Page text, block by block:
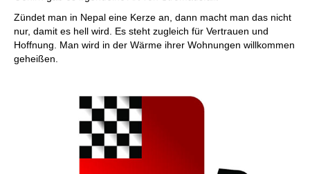
Zündet man in Nepal eine Kerze an, dann macht man das nicht
nur, damit es hell wird. Es steht zugleich für Vertrauen und
Hoffnung. Man wird in der Wärme ihrer Wohnungen willkommen
geheißen.